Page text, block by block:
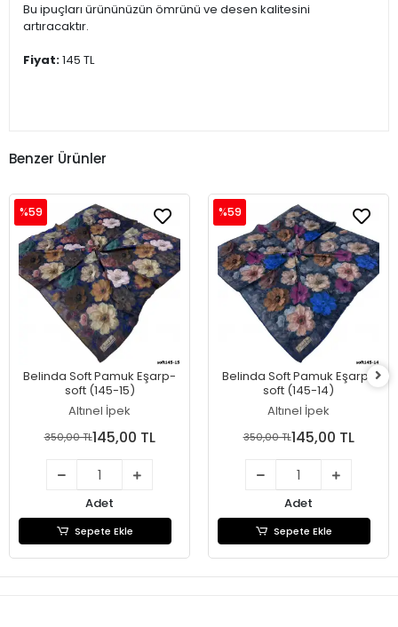
Bu ipuçları ürününüzün ömrünü ve desen kalitesini
artıracaktır.
Fiyat:145 TL
Benzer Ürünler
Belinda Soft Pamuk Eşarp-
soft (145-15)
Altınel İpek
%59
350,00 TL145,00 TL
Adet
Sepete Ekle
Belinda Soft Pamuk Eşarp-
soft (145-14)
Altınel İpek
%59
350,00 TL145,00 TL
Adet
Sepete Ekle